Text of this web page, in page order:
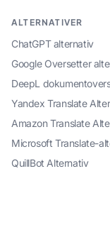
ALTERNATIVER
ChatGPT alternativ
Google Oversetter
DeepL
Yandex Translate
Amazon Translate
Microsoft Translate-
QuillBot Alternativ